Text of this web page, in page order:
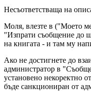
Несъответстваща на
Моля, влезте в ("Моето
"Изпрати съобщение до
на книгата - и там му
Ако не достигнете до
администратор в
установено некоректно
бъде санкциониран от